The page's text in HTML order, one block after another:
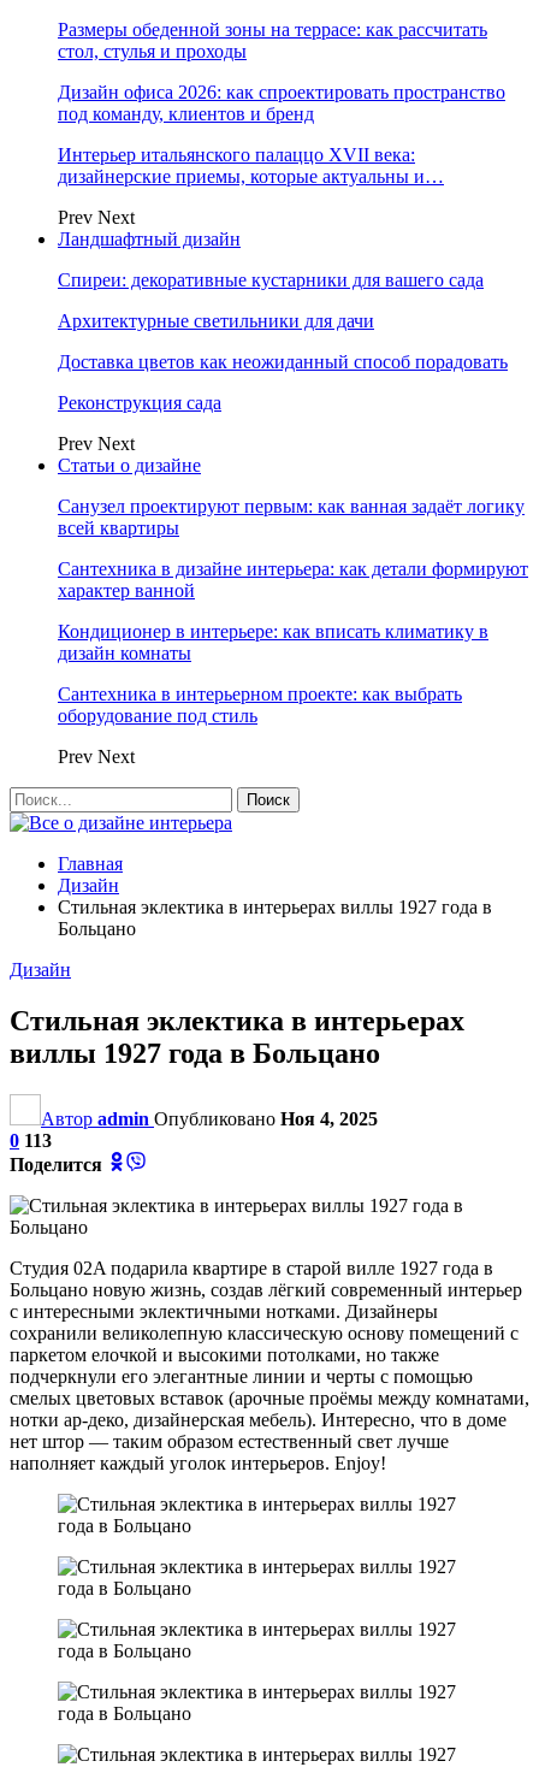
Размеры обеденной зоны на террасе: как рассчитать
стол, стулья и проходы
Дизайн офиса 2026: как спроектировать пространство
под команду, клиентов и бренд
Интерьер итальянского палаццо XVII века:
дизайнерские приемы, которые актуальны и…
Prev Next
Ландшафтный дизайн
Спиреи: декоративные кустарники для вашего сада
Архитектурные светильники для дачи
Доставка цветов как неожиданный способ порадовать
Реконструкция сада
Prev Next
Статьи о дизайне
Санузел проектируют первым: как ванная задаёт логику
всей квартиры
Сантехника в дизайне интерьера: как детали формируют
характер ванной
Кондиционер в интерьере: как вписать климатику в
дизайн комнаты
Сантехника в интерьерном проекте: как выбрать
оборудование под стиль
Prev Next
Главная
Дизайн
Стильная эклектика в интерьерах виллы 1927 года в
Больцано
Дизайн
Стильная эклектика в интерьерах
виллы 1927 года в Больцано
Автор admin Опубликовано Ноя 4, 2025
0 113
Поделится
Студия 02A подарила квартире в старой вилле 1927 года в
Больцано новую жизнь, создав лёгкий современный интерьер
с интересными эклектичными нотками. Дизайнеры
сохранили великолепную классическую основу помещений с
паркетом елочкой и высокими потолками, но также
подчеркнули его элегантные линии и черты с помощью
смелых цветовых вставок (арочные проёмы между комнатами,
нотки ар-деко, дизайнерская мебель). Интересно, что в доме
нет штор — таким образом естественный свет лучше
наполняет каждый уголок интерьеров. Enjoy!